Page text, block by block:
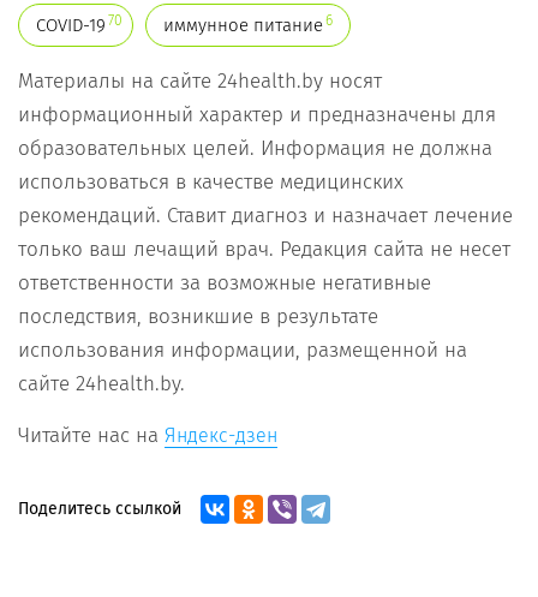
COVID-19 70 иммунное питание6
Материалы на сайте 24health.by носят
информационный характер и предназначены для
образовательных целей. Информация не должна
использоваться в качестве медицинских
рекомендаций. Ставит диагноз и назначает лечение
только ваш лечащий врач. Редакция сайта не несет
ответственности за возможные негативные
последствия, возникшие в результате
использования информации, размещенной на
сайте 24health.by.
Читайте нас на Яндекс-дзен
Поделитесь ссылкой